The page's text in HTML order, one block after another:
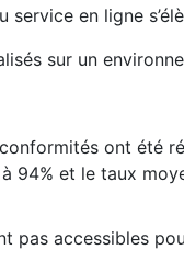
service en ligne
sur un
ont été
94% et le taux
pas accessibles